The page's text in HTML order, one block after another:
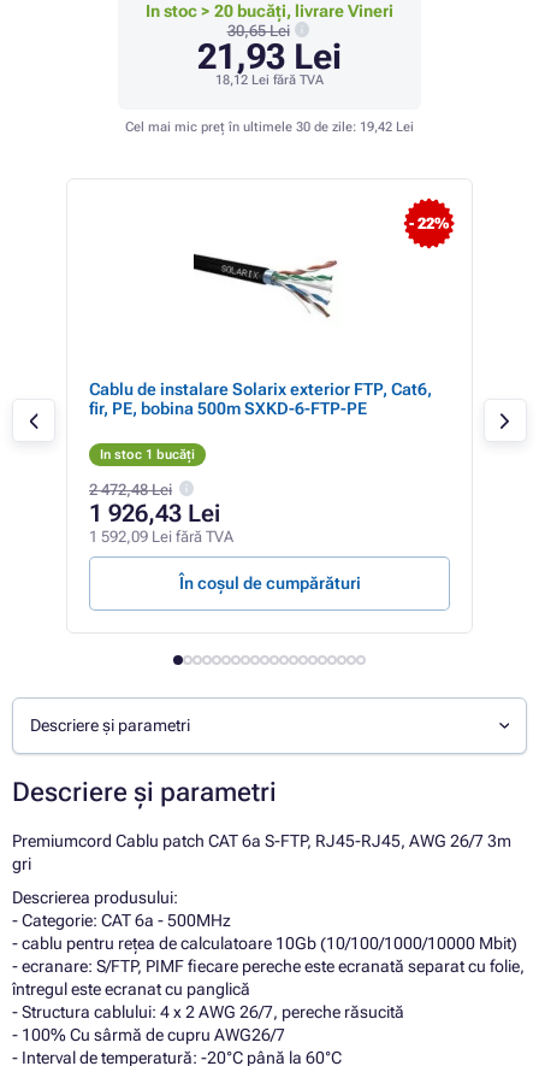
In stoc > 20 bucăți, livrare Vineri
30,65 Lei
21,93 Lei
18,12 Lei fără TVA
Cel mai mic preț în ultimele 30 de zile: 19,42 Lei
- 22%
Cablu de instalare Solarix exterior FTP, Cat6,
fir, PE, bobina 500m SXKD-6-FTP-PE
In stoc 1 bucăți
2 472,48 Lei
1 926,43 Lei
1 592,09 Lei fără TVA
În coșul de cumpărături
Descriere și parametri
Descriere și parametri
Premiumcord Cablu patch CAT 6a S-FTP, RJ45-RJ45, AWG 26/7 3m
gri
Descrierea produsului:
- Categorie: CAT 6a - 500MHz
- cablu pentru rețea de calculatoare 10Gb (10/100/1000/10000 Mbit)
- ecranare: S/FTP, PIMF fiecare pereche este ecranată separat cu folie,
întregul este ecranat cu panglică
- Structura cablului: 4 x 2 AWG 26/7, pereche răsucită
- 100% Cu sârmă de cupru AWG26/7
- Interval de temperatură: -20°C până la 60°C